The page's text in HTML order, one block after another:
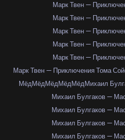
Марк Твен —
Марк Твен —
Марк Твен —
Марк Твен —
Марк Твен —
Марк Твен — Приключения Тома
МёдМёдМёдМёдМёдМихаил
Михаил Булгаков —
Михаил Булгаков —
Михаил Булгаков —
Михаил Булгаков —